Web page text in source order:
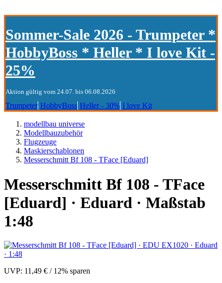
Sommer-Sale 2026 - Trumpeter *
HobbyBoss * Heller * I love Kit -
25%
Aktion gültig vom 24.07. bis 06.08.2026
Trumpeter HobbyBoss Heller - 30% I love Kit
modellbau universe
Modellbauzubehör
Flugzeuge
Maskierschablonen
Messerschmitt Bf 108 - TFace [Eduard]
Messerschmitt Bf 108 - TFace
[Eduard] · Eduard · Maßstab
1:48
UVP: 11,49 € / 12% sparen